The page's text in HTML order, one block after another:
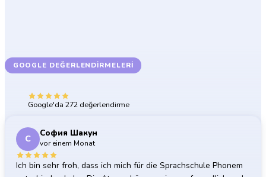
GOOGLE DEĞERLENDIRMELERI
Google'da 272 değerlendirme
С София Шакун
vor einem Monat
Ich bin sehr froh, dass ich mich für die Sprachschule Phonem